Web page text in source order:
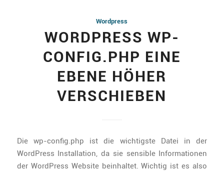
Wordpress
WORDPRESS WP-
CONFIG.PHP EINE
EBENE HÖHER
VERSCHIEBEN
Die wp-config.php ist die wichtigste Datei in der
WordPress Installation, da sie sensible Informationen
der WordPress Website beinhaltet. Wichtig ist es also